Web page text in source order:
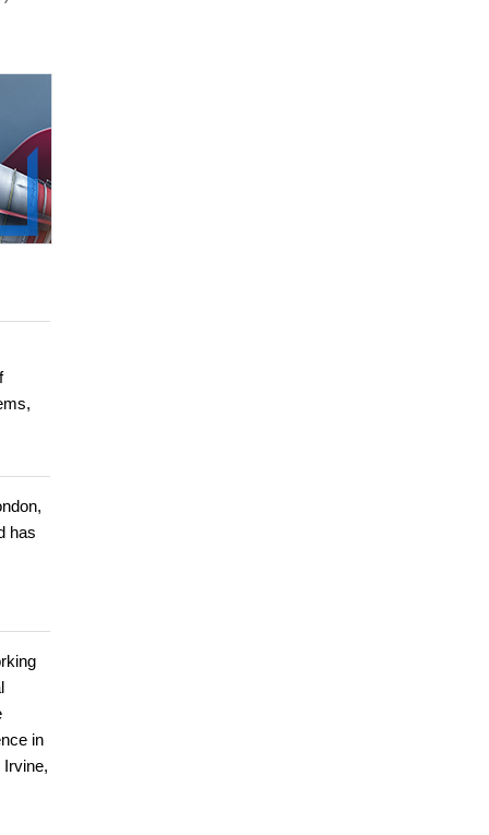
has
in